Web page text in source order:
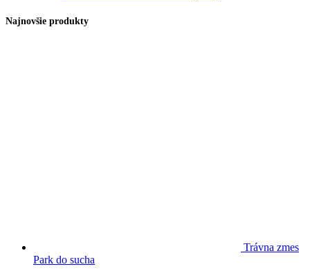
Najnovšie produkty
Trávna zmes
Park do sucha